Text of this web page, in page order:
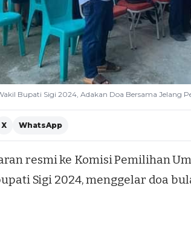
Bupati Sigi 2024, Adakan Doa Bersama Jelang
X WhatsApp
resmi ke Komisi Pemilihan
Sigi 2024, menggelar doa